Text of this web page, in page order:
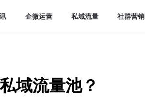
企微运营 私域流量 社群营销
域流量池？